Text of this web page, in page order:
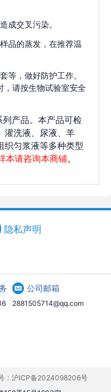
成交叉污染。
品的蒸发，在推荐温
等，做好防护工作。
，请按生物试验室安全
产品。本产品可检
灌洗液、尿液、羊
织匀浆液等多种类型
本请咨询本商铺。
隐私声明
公司邮箱
2881505714@qq.com
：沪ICP备2024098206号